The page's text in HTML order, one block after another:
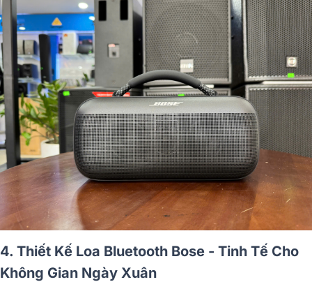
4. Thiết Kế Loa Bluetooth Bose - Tinh Tế Cho
Không Gian Ngày Xuân